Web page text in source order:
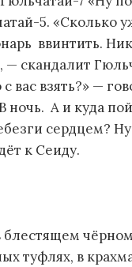
5. «Сколько
ввинтить.
— скандалит
вас взять?» —
ночь. А и куда
сердцем?
к Сеиду.
туфлях, в